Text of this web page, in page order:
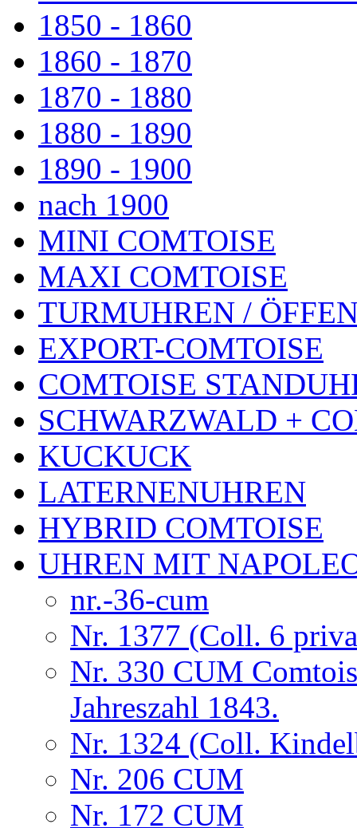
1850 - 1860
1860 - 1870
1870 - 1880
1880 - 1890
1890 - 1900
nach 1900
MINI COMTOISE
MAXI COMTOISE
TURMUHREN /
EXPORT-COMTOISE
COMTOISE
SCHWARZWALD +
KUCKUCK
LATERNENUHREN
HYBRID COMTOISE
UHREN MIT
nr.-36-cum
Nr. 1377 (Coll. 6
Nr. 330 CUM
Jahreszahl 1843.
Nr. 1324 (Coll.
Nr. 206 CUM
Nr. 172 CUM